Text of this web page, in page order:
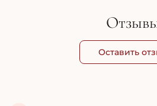
Оставить